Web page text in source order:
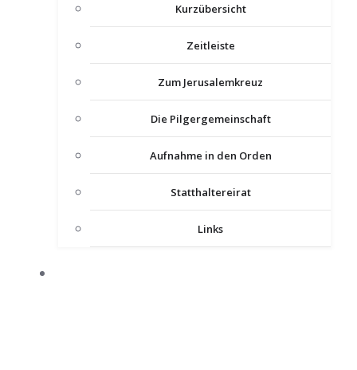
Kurzübersicht
Zeitleiste
Zum Jerusalemkreuz
Die Pilgergemeinschaft
Aufnahme in den Orden
Statthaltereirat
Links